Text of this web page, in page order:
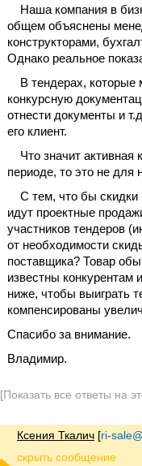
Наша компания в
общем объяснены
конструкторами,
Однако реальное
В тендерах, которые
конкурсную
отнести документы и
его клиент.
Что значит активная
периоде, то это не для
С тем, что бы скидки
идут проектные
участников тендеров
от необходимости
поставщика? Товар
известны конкурентам
ниже, чтобы выиграть
компенсированы
Спасибо за внимание.
Владимир.
[Показать все ответы на
Ксения Ткалич [ri-